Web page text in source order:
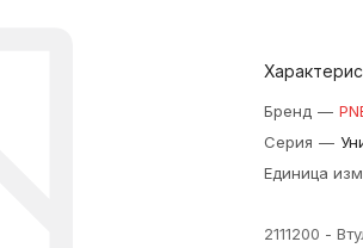
Бренд —
Серия —
Единица
2111200 -